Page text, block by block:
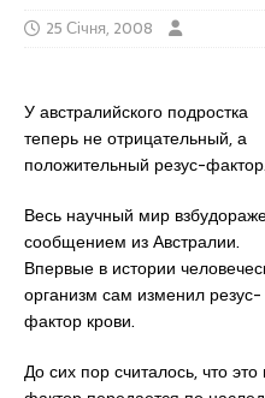
25 Січня, 2008
У австралийского подростка
теперь не отрицательный, а
положительный резус-фактор.
Весь научный мир
сообщением из Австралии.
Впервые в истории
организм сам изменил резус-
фактор крови.
До сих пор считалось, что